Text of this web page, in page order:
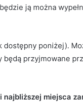
ją można
poniżej).
będą przyjmowane
najbliższej miejsca